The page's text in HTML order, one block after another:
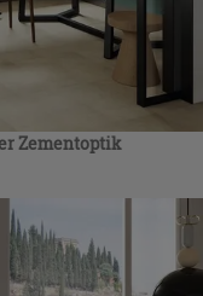
Zementoptik